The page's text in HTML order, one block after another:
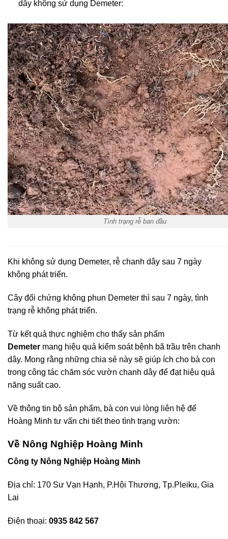
dây không sử dụng Demeter:
Tình trạng rễ ban đầu
Khi không sử dụng Demeter, rễ chanh dây sau 7 ngày
không phát triển.
Cây đối chứng không phun Demeter thì sau 7 ngày, tình
trạng rễ không phát triển.
Từ kết quả thực nghiệm cho thấy sản phẩm
Demeter mang hiệu quả kiểm soát bệnh bã trầu trên chanh
dây. Mong rằng những chia sẻ này sẽ giúp ích cho bà con
trong công tác chăm sóc vườn chanh dây để đạt hiệu quả
năng suất cao.
Về thông tin bộ sản phẩm, bà con vui lòng liên hệ để
Hoàng Minh tư vấn chi tiết theo tình trạng vườn:
Về Nông Nghiệp Hoàng Minh
Công ty Nông Nghiệp Hoàng Minh
Địa chỉ: 170 Sư Vạn Hạnh, P.Hội Thương, Tp.Pleiku, Gia
Lai
Điện thoại: 0935 842 567